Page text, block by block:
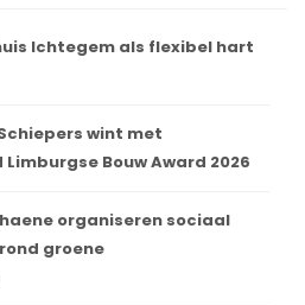
Ichtegem als flexibel hart
wint met
Bouw Award 2026
organiseren sociaal
groene